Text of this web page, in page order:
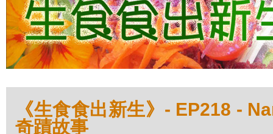
《生食食出新生》- EP218 -
奇蹟故事